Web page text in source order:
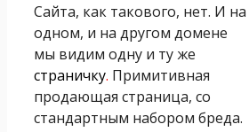
Сайта, как такового, нет. И на
одном, и на другом домене
мы видим одну и ту же
страничку. Примитивная
продающая страница, со
стандартным набором бреда.